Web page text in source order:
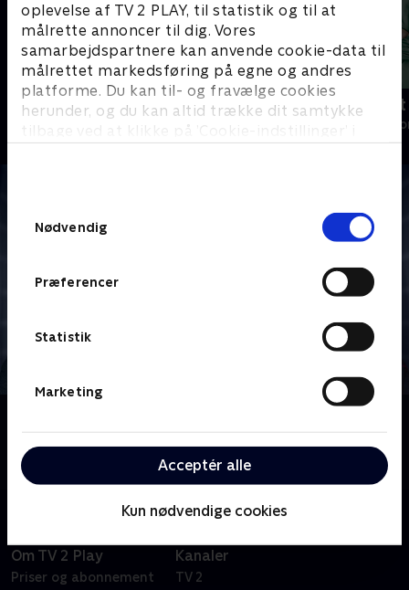
oplevelse af TV 2 PLAY, til statistik og til at
målrette annoncer til dig. Vores
samarbejdspartnere kan anvende cookie-data til
målrettet markedsføring på egne og andres
platforme. Du kan til- og fravælge cookies
herunder, og du kan altid trække dit samtykke
tilbage ved at klikke på ’Cookie-indstillinger’ i
Nødvendig
Præferencer
Statistik
Marketing
Acceptér alle
Kun nødvendige cookies
Happy fucking Pride Fake Patient
Drama • 1
tidlige pionerdage med udforskning af det ydre rum.
Om TV 2 Play
Priser og abonnement
Kanaler
TV 2